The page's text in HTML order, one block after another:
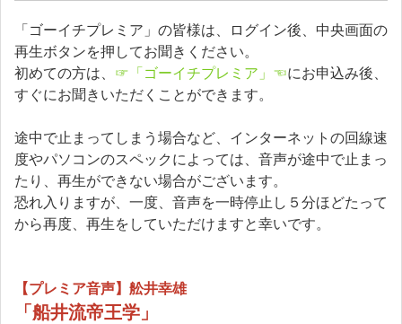
「ゴーイチプレミア」の皆様は、ログイン後、中央画面の
再生ボタンを押してお聞きください。
初めての方は、 ☞「ゴーイチプレミア」☜にお申込み後、
すぐにお聞きいただくことができます。
途中で止まってしまう場合など、インターネットの回線速
度やパソコンのスペックによっては、音声が途中で止まっ
たり、再生ができない場合がございます。
恐れ入りますが、一度、音声を一時停止し５分ほどたって
から再度、再生をしていただけますと幸いです。
【プレミア音声】舩井幸雄
「船井流帝王学」